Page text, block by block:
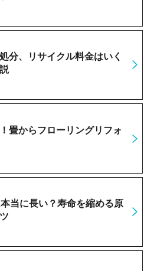
分、リサイクル料金はいく
畳からフローリングリフォ
当に長い？寿命を縮める原